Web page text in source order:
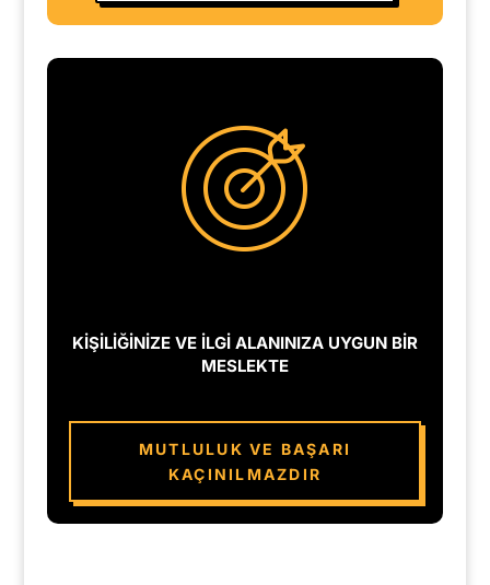
KİŞİLİĞİNİZE VE İLGİ ALANINIZA UYGUN BİR
MESLEKTE
MUTLULUK VE BAŞARI
KAÇINILMAZDIR